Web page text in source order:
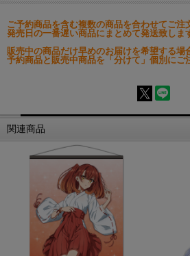
ご予約商品を含む複数の商品を合わせてご注
発売日の一番遅い商品にまとめて発送致しま
販売中の商品だけ早めのお届けを希望する場
予約商品と販売中商品を「分けて」個別にご
関連商品